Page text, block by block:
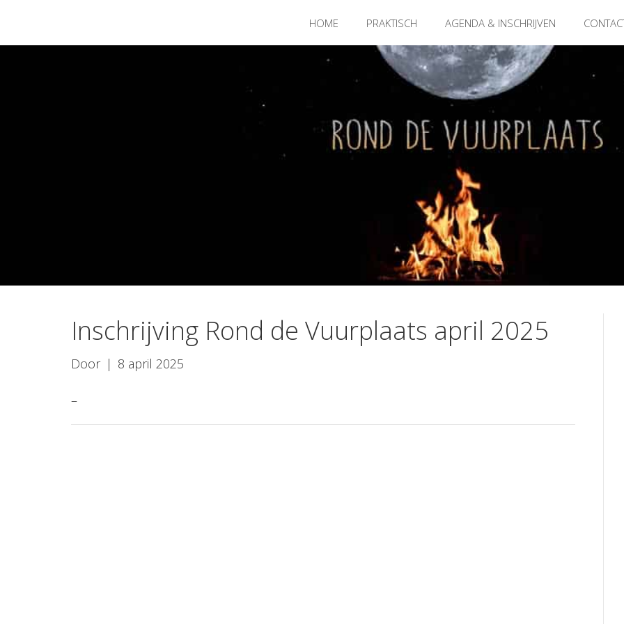
HOME PRAKTISCH AGENDA & INSCHRIJVEN
Inschrijving Rond de Vuurplaats april 2025
Door | 8 april 2025
–